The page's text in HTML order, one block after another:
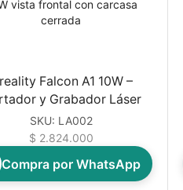
Falcon A1 10W –
y Grabador Láser
SKU: LA002
$ 2.824.000
Compra por WhatsApp